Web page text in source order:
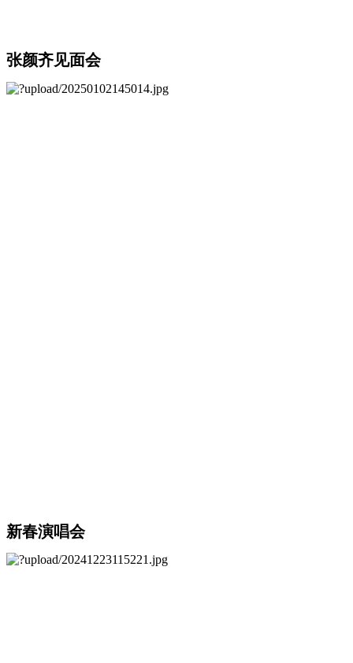
张颜齐见面会
新春演唱会